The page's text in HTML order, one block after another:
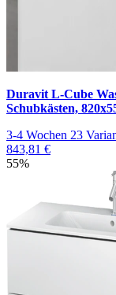
Duravit L-Cube
Schubkästen,
3-4 Wochen 23
843,81 €
55%